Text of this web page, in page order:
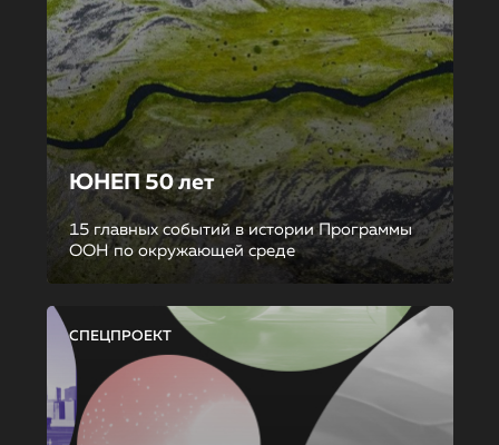
ЮНЕП 50 лет
15 главных событий в истории Программы
ООН по окружающей среде
СПЕЦПРОЕКТ